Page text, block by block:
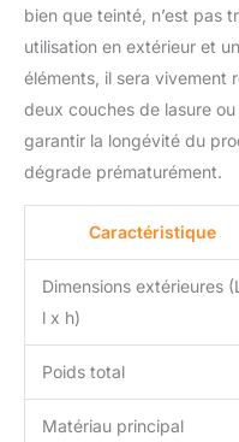
bien que teinté, n’est pas
utilisation en extérieur et
éléments, il sera vivement
deux couches de lasure
garantir la longévité du
dégrade prématurément.
Caractéristique
Dimensions extérieures
l x h)
Poids total
Matériau principal